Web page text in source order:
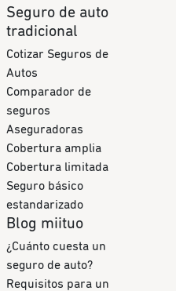
Seguro de auto
tradicional
Cotizar Seguros de
Autos
Comparador de
seguros
Aseguradoras
Cobertura amplia
Cobertura limitada
Seguro básico
estandarizado
Blog miituo
¿Cuánto cuesta un
seguro de auto?
Requisitos para un